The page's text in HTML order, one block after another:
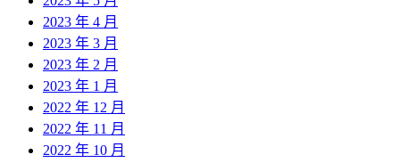
2023 年 4 月
2023 年 3 月
2023 年 2 月
2023 年 1 月
2022 年 12 月
2022 年 11 月
2022 年 10 月